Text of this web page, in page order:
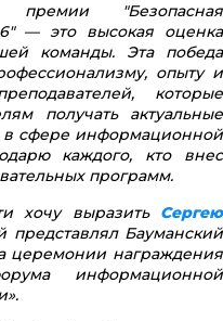
премии "Безопасная
— это высокая оценка
команды. Эта победа
опыту и
которые
получать актуальные
в сфере информационной
каждого, кто внес
программ.
хочу выразить Сергею
представлял Бауманский
церемонии награждения
информационной